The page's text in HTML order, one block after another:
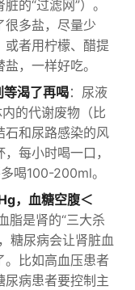
的“过滤网”）。
很多盐，尽量少
或者用柠檬、醋提
，一样好吃。
渴了再喝：尿液
的代谢废物（比
石和尿路感染的风
每小时喝一口，
喝100-200ml。
，血糖空腹＜
脂是肾的“三大杀
糖尿病会让肾脏血
。比如高血压患者
尿病患者要控制主